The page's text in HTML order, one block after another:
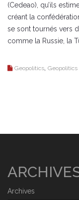
(Cedeao), qu’ils
créant la
se sont tournés vers
comme la Russie, la
Geopolitics Geopolitics
Archives